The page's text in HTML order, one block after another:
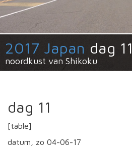
2017 Japan dag 11
noordkust van Shikoku
dag 11
[table]
datum, zo 04-06-17